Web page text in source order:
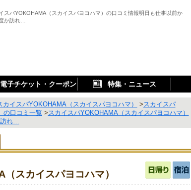
スパYOKOHAMA（スカイスパヨコハマ）の口コミ情報明日も仕事以前か
か訪れ…
電子チケット・クーポン 特集・ニュース
カイスパYOKOHAMA（スカイスパヨコハマ） >スカイスパ
の口コミ一覧 >スカイスパYOKOHAMA（スカイスパヨコハマ）
訪れ…
スカイスパヨコハマ）